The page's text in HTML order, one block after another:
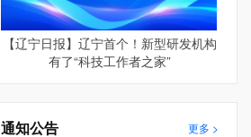
【辽宁日报】辽宁首个！新型研发机构
有了“科技工作者之家”
通知公告 更多 >